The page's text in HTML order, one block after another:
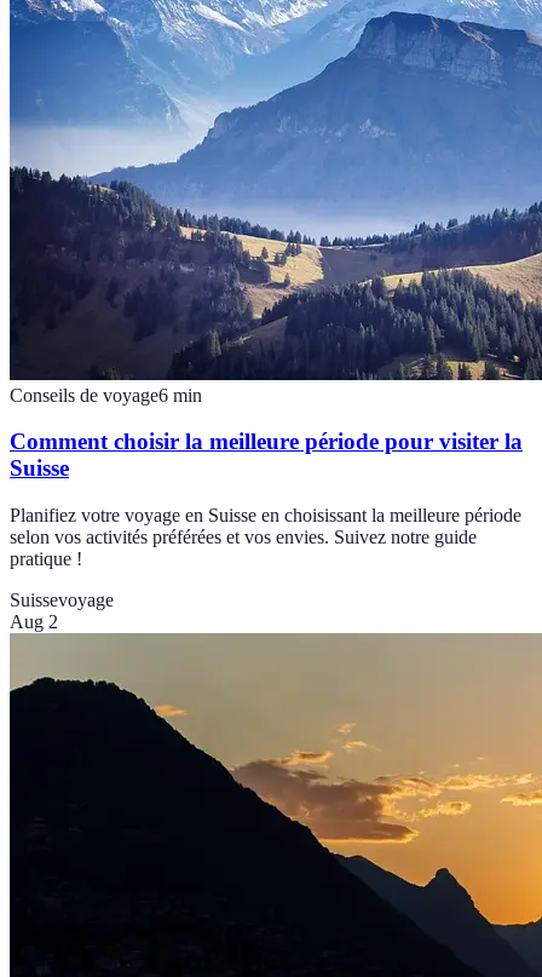
Conseils de voyage6 min
Comment choisir la meilleure période pour visiter la
Suisse
Planifiez votre voyage en Suisse en choisissant la meilleure période
selon vos activités préférées et vos envies. Suivez notre guide
pratique !
Suissevoyage
Aug 2